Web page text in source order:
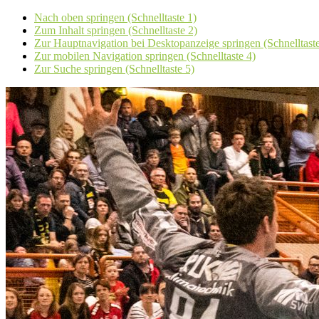
Nach oben springen (Schnelltaste 1)
Zum Inhalt springen (Schnelltaste 2)
Zur Hauptnavigation bei Desktopanzeige springen
Zur mobilen Navigation springen (Schnelltaste 4)
Zur Suche springen (Schnelltaste 5)